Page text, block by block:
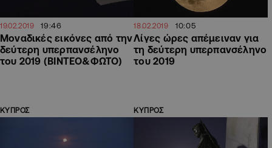
19.02.2019 19:46
Μοναδικές εικόνες από την
δεύτερη υπερπανσέληνο
του 2019 (ΒΙΝΤΕΟ&ΦΩΤΟ)
18.02.2019 10:05
Λίγες ώρες απέμειναν για
τη δεύτερη υπερπανσέληνο
του 2019
ΚΥΠΡΟΣ ΚΥΠΡΟΣ